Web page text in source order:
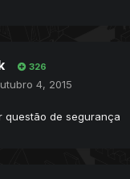
326
4, 2015
questão de segurança